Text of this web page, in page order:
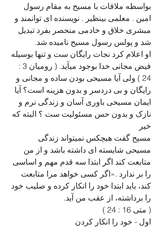
بواسطه ملاقات با مسیح به مقام رسول
امین . معلمی بینظیر . نویسنده ای توانمند و
مبشری خلاق و خادمی منحصر بفرد تبدیل
شد و پولس رسول مسیح نامیده شد.
او اعلام کرد نجات رایگان ست و تنها بوسیله
فیض مجانی خدا بوجود میآید. ( رومیان 3 :
24 ) ولی آیا مسیحی بودن ساده و مجانی و
رایگان و بی دردسر و بدون هزینه است؟ آیا
ایمان مسیحی باوری آسان و زندگی نرم و
نازک و بدون حس مسئولیت ست ؟ البته که
خیر
مسیح گفت هیچکس نمیتواند زندگی
مسیحی شایسته ای داشته باشد و از من
متابعت کند اگر ابتدا سه قدم مهم و اساسی
را بر ندارد .«اگر کسی خواهد مرا متابعت
کند، باید ابتدا خود را انکار کرده و صلیب خود
را برداشته، از عقب من آید.
( متی 16 : 24 )
اول - خود را انکار کردن